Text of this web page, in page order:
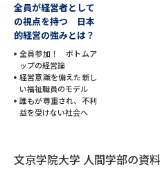
デジタルパンフレット
新学年スタート号特集ページ
（高3生用）
SELFBRAND特集ページ
オープンキャンパスなどを調
オープンキャンパス検索
全員が経営者として
の視点を持つ 日本
的経営の強みとは？
全員参加！ ボトムア
ップの経営論
経営意識を備えた新し
い福祉職員のモデル
誰もが尊重され、不利
益を受けない社会へ
文京学院大学 人間学部の資